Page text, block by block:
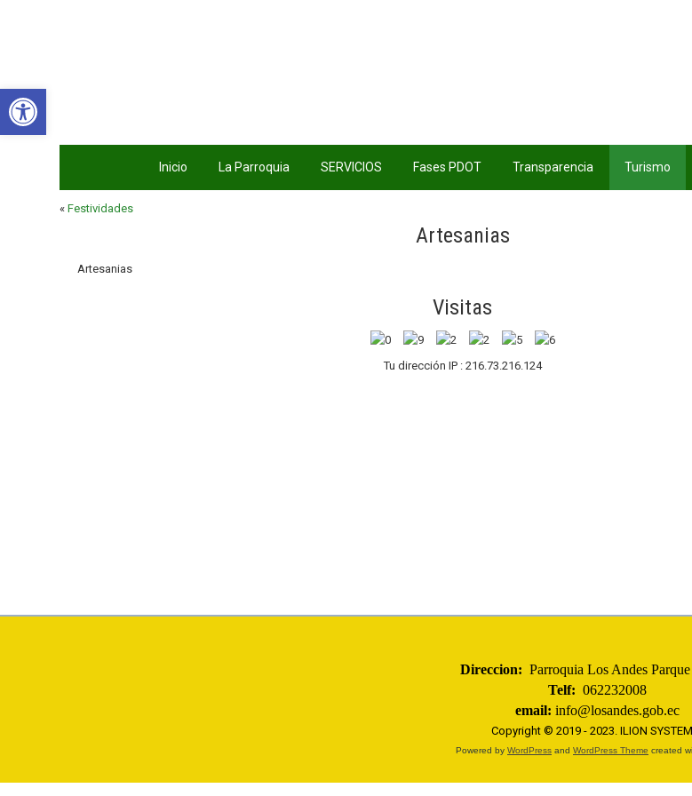
Inicio La Parroquia SERVICIOS Fases PDOT Transparencia Turismo
«Festividades
Artesanias
Artesanias
Visitas
Tu dirección IP : 216.73.216.124
Direccion: Parroquia Los Andes
Telf: 062232008
email: info@losandes.gob.ec
Copyright © 2019 - 2023. ILION
Powered by WordPress and WordPress Theme created
Abrir barra de herramientas